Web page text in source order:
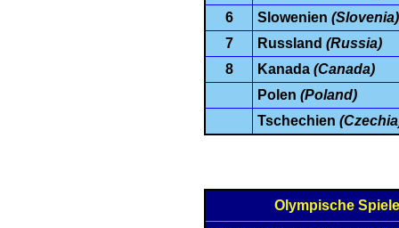
6
Slowenien (Slovenia)
7
Russland (Russia)
8
Kanada (Canada)
Polen (Poland)
Tschechien
Olympische